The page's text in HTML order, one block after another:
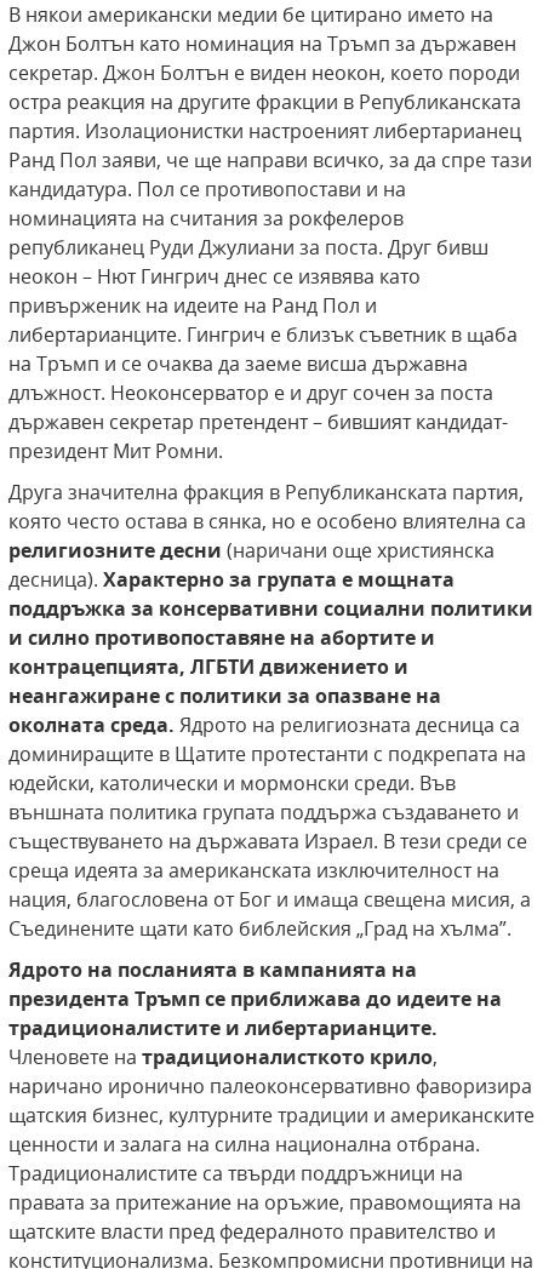
В някои американски медии бе цитирано името на
Джон Болтън като номинация на Тръмп за държавен
секретар. Джон Болтън е виден неокон, което породи
остра реакция на другите фракции в Републиканската
партия. Изолационистки настроеният либертарианец
Ранд Пол заяви, че ще направи всичко, за да спре тази
кандидатура. Пол се противопостави и на
номинацията на считания за рокфелеров
републиканец Руди Джулиани за поста. Друг бивш
неокон – Нют Гингрич днес се изявява като
привърженик на идеите на Ранд Пол и
либертарианците. Гингрич е близък съветник в щаба
на Тръмп и се очаква да заеме висша държавна
длъжност. Неоконсерватор е и друг сочен за поста
държавен секретар претендент – бившият кандидат-
президент Мит Ромни.
Друга значителна фракция в Републиканската партия,
която често остава в сянка, но е особено влиятелна са
религиозните десни (наричани още християнска
десница). Характерно за групата е мощната
поддръжка за консервативни социални политики
и силно противопоставяне на абортите и
контрацепцията, ЛГБТИ движението и
неангажиране с политики за опазване на
околната среда. Ядрото на религиозната десница са
доминиращите в Щатите протестанти с подкрепата на
юдейски, католически и мормонски среди. Във
външната политика групата поддържа създаването и
съществуването на държавата Израел. В тези среди се
среща идеята за американската изключителност на
нация, благословена от Бог и имаща свещена мисия, а
Съединените щати като библейския „Град на хълма”.
Ядрото на посланията в кампанията на
президента Тръмп се приближава до идеите на
традиционалистите и либертарианците.
Членовете на традиционалисткото крило,
наричано иронично палеоконсервативно фаворизира
щатския бизнес, културните традиции и американските
ценности и залага на силна национална отбрана.
Традиционалистите са твърди поддръжници на
правата за притежание на оръжие, правомощията на
щатските власти пред федералното правителство и
конституционализма. Безкомпромисни противници на